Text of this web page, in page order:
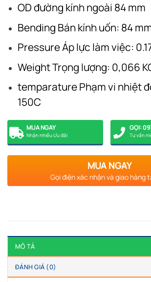
OD đường kính ngoài 84 mm
Bending Bán kính uốn: 84
Pressure Áp lực làm việc:
Weight Trọng lượng: 0,066
temparature Phạm vi nhiệt
150C
MUA NGAY
Nhận nhiều Ưu đãi
GỌI:
Tư vấn
MUA NGAY
Gọi điện xác nhận và giao hàng
MÔ TẢ
ĐÁNH GIÁ (0)